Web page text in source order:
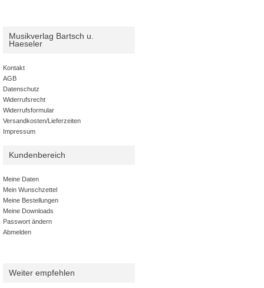
Musikverlag Bartsch u.
Haeseler
Kontakt
AGB
Datenschutz
Widerrufsrecht
Widerrufsformular
Versandkosten/Lieferzeiten
Impressum
Kundenbereich
Meine Daten
Mein Wunschzettel
Meine Bestellungen
Meine Downloads
Passwort ändern
Abmelden
Weiter empfehlen